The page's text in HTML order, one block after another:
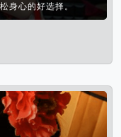
身心的好选择。